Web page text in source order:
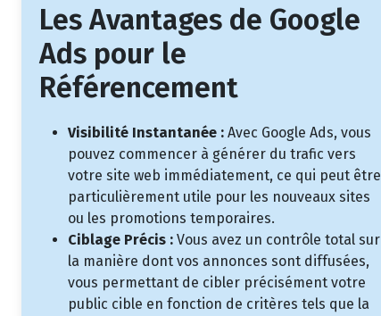
Les Avantages de Google
Ads pour le
Référencement
Visibilité Instantanée : Avec Google Ads, vous
pouvez commencer à générer du trafic vers
votre site web immédiatement, ce qui peut être
particulièrement utile pour les nouveaux sites
ou les promotions temporaires.
Ciblage Précis : Vous avez un contrôle total sur
la manière dont vos annonces sont diffusées,
vous permettant de cibler précisément votre
public cible en fonction de critères tels que la